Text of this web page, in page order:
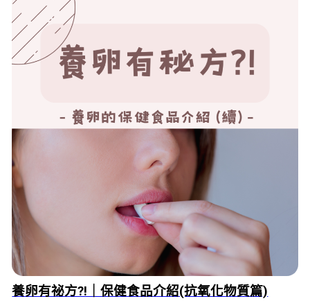
養卵有祕方?!｜保健食品介紹(抗氧化物質篇)